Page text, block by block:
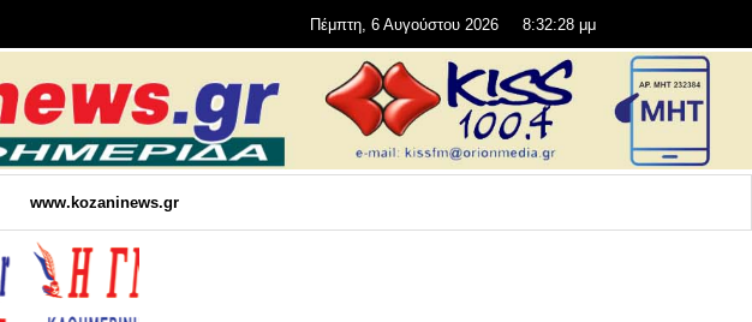
Πέμπτη, 6 Αυγούστου 2026 8:32:29 μμ
www.kozaninews.gr